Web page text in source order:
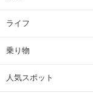
ライフ
乗り物
人気スポット